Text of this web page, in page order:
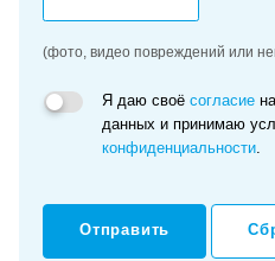
(фото, видео повреждений или
Я даю своё согласие
данных и принимаю
конфиденциальности.
Отправить